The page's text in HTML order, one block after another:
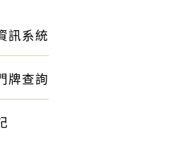
訊系統
牌查詢